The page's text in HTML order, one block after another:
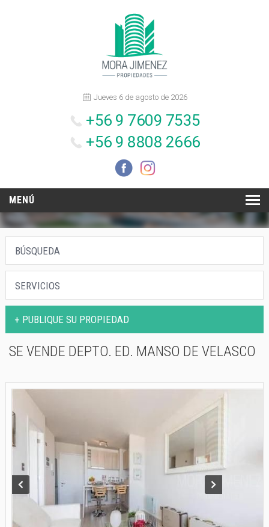
Jueves 6 de agosto de 2026
+56 9 7609 7535
+56 9 8808 2666
MENÚ
INICIO
NOSOTROS
SERVICIOS
BÚSQUEDA
SERVICIOS
+ PUBLIQUE SU PROPIEDAD
SE VENDE DEPTO. ED. MANSO DE VELASCO